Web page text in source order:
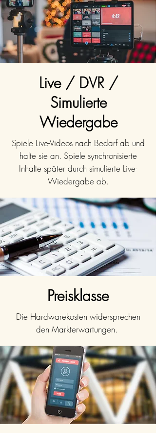
Live / DVR /
Simulierte
Wiedergabe
Spiele Live-Videos nach Bedarf ab und
halte sie an. Spiele synchronisierte
Inhalte später durch simulierte Live-
Wiedergabe ab.
Preisklasse
Die Hardwarekosten widersprechen
den Markterwartungen.